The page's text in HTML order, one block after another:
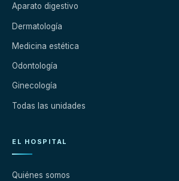
Aparato digestivo
Dermatología
Medicina estética
Odontología
Ginecología
Todas las unidades
EL HOSPITAL
Quiénes somos